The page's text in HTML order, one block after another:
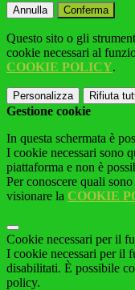
Annulla Conferma
Questo sito o gli
cookie necessari al
COOKIE POLICY.
Personalizza Rifiuta
Gestione cookie
In questa schermata è
I cookie necessari sono
piattaforma e non è
Per conoscere quali
visionare la COOKIE
Cookie necessari per il
I cookie necessari per il
disabilitati. È possibile
policy.